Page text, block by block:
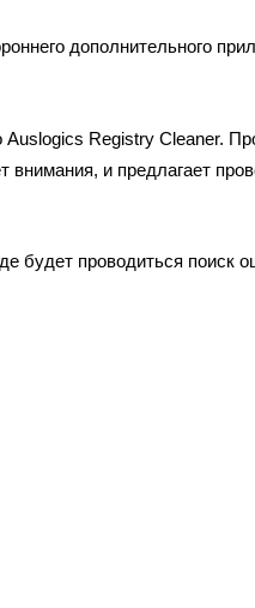
дополнительного
Auslogics Registry Cleaner.
внимания, и предлагает
будет проводиться поиск